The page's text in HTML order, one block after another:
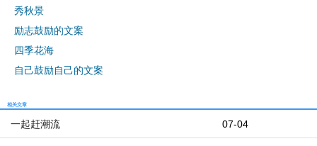
秀秋景
励志鼓励的文案
四季花海
自己鼓励自己的文案
相关文章
07-04
一起赶潮流